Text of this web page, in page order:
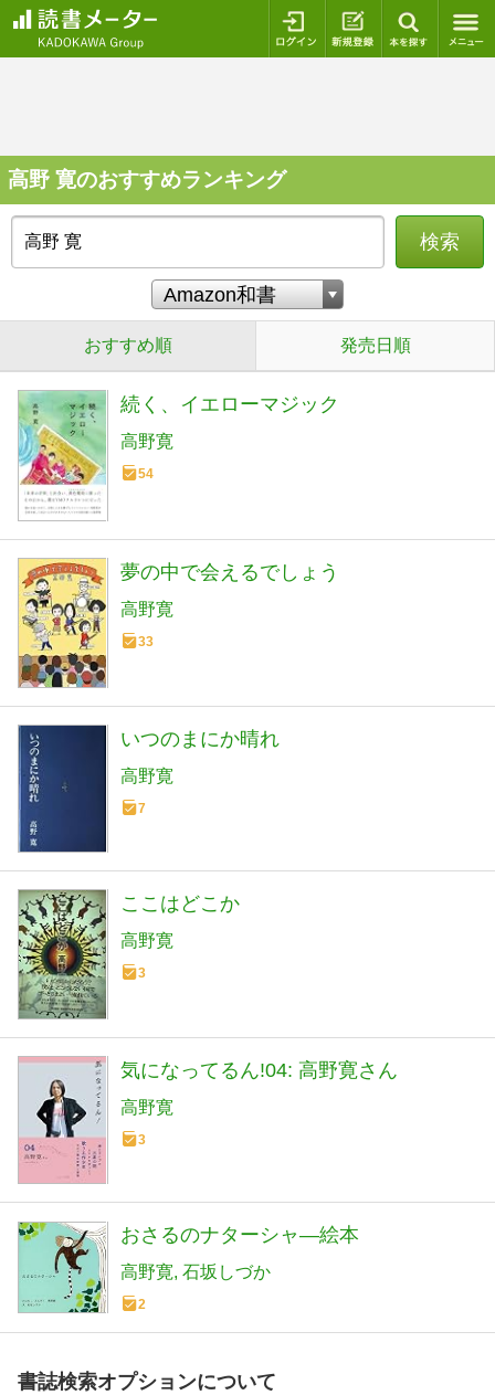
ログイン 新規登録
高野 寛のおすすめランキング
検索
おすすめ順 発売日順
続く、イエローマジック
高野寛
54
夢の中で会えるでしょう
高野寛
33
いつのまにか晴れ
高野寛
7
ここはどこか
高野寛
3
気になってるん!04: 高野寛さん
高野寛
3
おさるのナターシャ―絵本
高野寛 石坂しづか
2
書誌検索オプションについて